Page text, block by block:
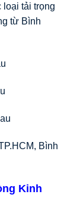
tải trọng
từ Bình
Bình
Kinh